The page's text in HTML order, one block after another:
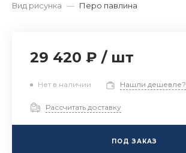
Вид рисунка — Перо павлина
29 420 ₽ / шт
Нет в наличии Нашли дешевле?
Рассчитать доставку
ПОД ЗАКАЗ